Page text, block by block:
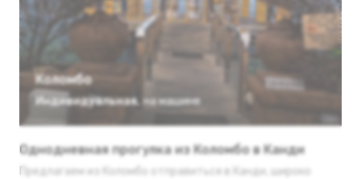
Коломбо
Индивидуальная, на машине
Однодневная прогулка из Коломбо в Канди
Предлагаем из Коломбо отправиться в Канди, широко